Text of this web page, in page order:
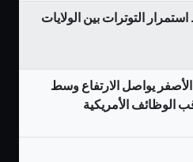
التوترات بين الولايات
يواصل الارتفاع وسط
الوظائف الأمريكية